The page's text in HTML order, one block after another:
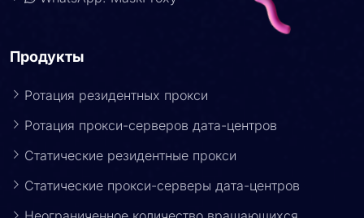
Продукты
Ротация резидентных прокси
Ротация прокси-серверов дата-центров
Статические резидентные прокси
Статические прокси-серверы дата-центров
Неограниченное количество вращающихся